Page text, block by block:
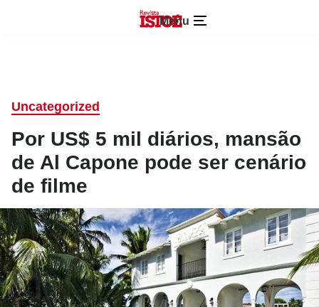
Menu
Uncategorized
Por US$ 5 mil diários, mansão
de Al Capone pode ser cenário
de filme